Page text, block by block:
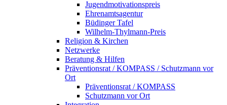
Jugendmotivationspreis
Ehrenamtsagentur
Büdinger Tafel
Wilhelm-Thylmann-Preis
Religion & Kirchen
Netzwerke
Beratung & Hilfen
Präventionsrat / KOMPASS / Schutzmann vor
Ort
Präventionsrat / KOMPASS
Schutzmann vor Ort